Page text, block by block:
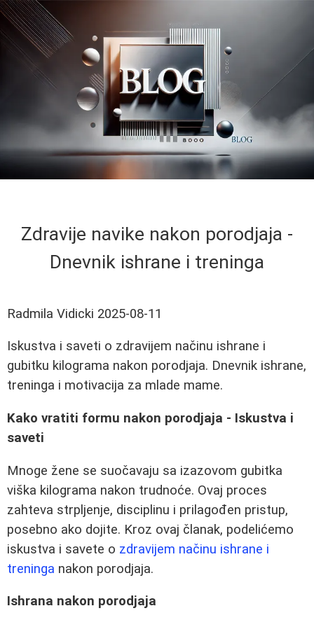
Zdravije navike nakon porodjaja -
Dnevnik ishrane i treninga
Radmila Vidicki 2025-08-11
Iskustva i saveti o zdravijem načinu ishrane i
gubitku kilograma nakon porodjaja. Dnevnik ishrane,
treninga i motivacija za mlade mame.
Kako vratiti formu nakon porodjaja - Iskustva i
saveti
Mnoge žene se suočavaju sa izazovom gubitka
viška kilograma nakon trudnoće. Ovaj proces
zahteva strpljenje, disciplinu i prilagođen pristup,
posebno ako dojite. Kroz ovaj članak, podelićemo
iskustva i savete o zdravijem načinu ishrane i
treninga nakon porodjaja.
Ishrana nakon porodjaja